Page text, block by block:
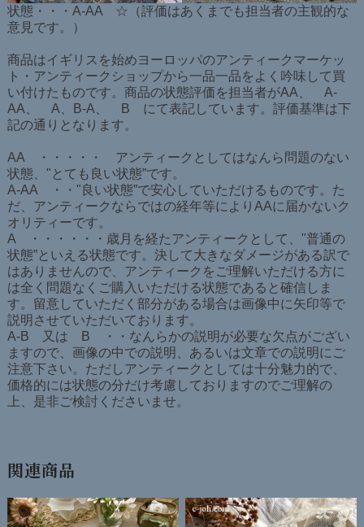
状態・・・A-AA ☆（評価はあくまでも担当者の主観的な
意見です。）
商品はイギリスを始めヨーロッパのアンティークマーケッ
ト・アンティークショップから一品一品をよく吟味して買
い付けたものです。商品の状態評価を担当者がAA、 A-
AA、 A、B-A、 B にて表記しています。評価基準は下
記の通りとなります。
AA ・・・・・ アンティークとしてはなんら問題のない
状態、"とても良い状態”です。
A-AA ・・"良い状態”で安心していただけるものです。た
だ、アンティークならではの経年等によりAAに届かないク
オリティーです。
A ・・・・・・歳月を経たアンティークとして、"普通の
状態”といえる状態です。決して大きなダメージがある訳で
はありませんので、アンティークをご理解いただける方に
は全く問題なくご購入いただける状態であると確信しま
す。留意していただく部分がある場合は画像中に矢印等で
説明させていただいております。
A-B 又は B ・・なんらかの説明が必要な欠点がござい
ますので、画像の中での説明、あるいは文章での説明にご
注意下さい。ただしアンティークとしては十分魅力的で、
価格的には状態の分だけ考慮しておりますのでご理解の
上、是非ご検討くださいませ。
関連商品